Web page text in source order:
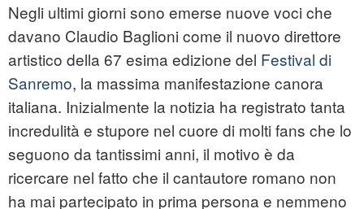
Negli ultimi giorni sono emerse nuove voci che
davano Claudio Baglioni come il nuovo direttore
artistico della 67 esima edizione del Festival di
Sanremo, la massima manifestazione canora
italiana. Inizialmente la notizia ha registrato tanta
incredulità e stupore nel cuore di molti fans che lo
seguono da tantissimi anni, il motivo è da
ricercare nel fatto che il cantautore romano non
ha mai partecipato in prima persona e nemmeno